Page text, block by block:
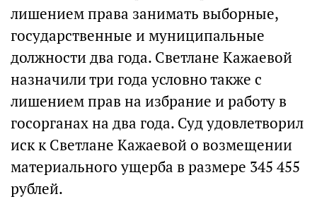
лишением права занимать выборные,
государственные и муниципальные
должности два года. Светлане Кажаевой
назначили три года условно также с
лишением прав на избрание и работу в
госорганах на два года. Суд удовлетворил
иск к Светлане Кажаевой о возмещении
материального ущерба в размере 345 455
рублей.